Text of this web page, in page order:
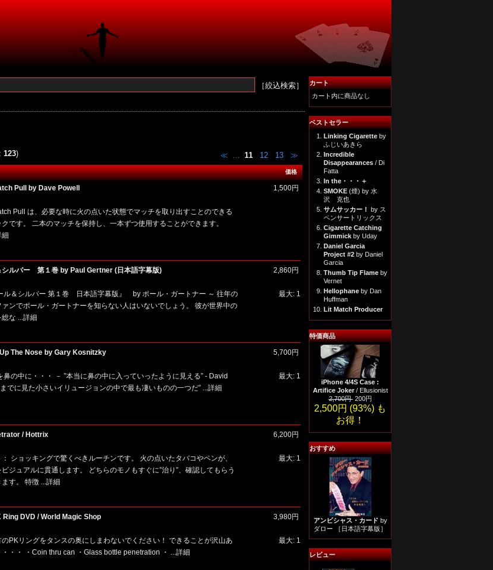
［絞込検索］
123) ≪ ... 11 12 13 ≫
価格
Pull by Dave Powell
Pull は、必要な時に火の点いた状態でマッチを取り出すことのできる
です。 二本のマッチを保持し、一本ずつ使用することができます。
細
1,500円
シルバー 第１巻 by Paul Gertner (日本語字幕版)
ル＆シルバー 第１巻 日本語字幕版』 by ポール・ガートナー ～ 往年の
ァンでポール・ガートナーを知らない人はいないでしょう。 彼が世界中の
な ...詳細
2,860円
最大: 1
The Nose by Gary Kosnitzky
鼻の中に・・・ － ”本当に鼻の中に入っていったように見える” - David
までに見た小さいイリュージョンの中で最も凄いものの一つだ” ...詳細
5,700円
最大: 1
/ Hottrix
ショッキングで驚くべきルーチンです。 火の点いたタバコやペンが、
ジュアルに貫通します。 どちらのモノもすぐに”治り”、確認してもらう
ます。 特徴 ...詳細
6,200円
最大: 1
Ring DVD / World Magic Shop
PKリングをタンスの奥にしまわないでください！ できることが沢山あ
・・・ ・Coin thru can ・Glass bottle penetration ・
...詳細
3,980円
最大: 1
カート
カート内に商品なし
ベストセラー
1.
Linking Cigarette by
ふじいあきら
2. Incredible
Disappearances / Di
Fatta
3. In the・・・＋
4. SMOKE (煙) by 水
沢 克也
5. サムサッカー！ by ス
ペンサートリックス
6. Cigarette Catching
Gimmick by Uday
7. Daniel Garcia
Project #2 by Daniel
Garcia
8. Thumb Tip Flame by
Vernet
9. Hellophane by Dan
Huffman
10. Lit Match Producer
特価商品
iPhone 4/4S Case :
Artifice Joker/ Ellusionist
2,700円 200円
2,500円 (93%) も
お得！
おすすめ
アンビシャス・カード by
ダロー ［日本語字幕版］
レビュー